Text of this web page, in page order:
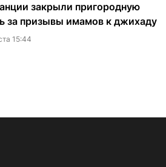
закрыли пригородную
за призывы имамов к джихаду
15:44